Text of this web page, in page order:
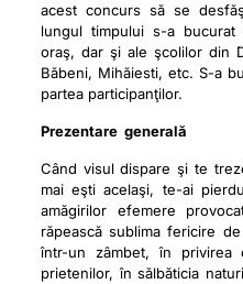
acest concurs să se
lungul timpului s-a
oraş, dar şi ale şcolilor din
Băbeni, Mihăiesti, etc. S-a
partea participanţilor.
Prezentare generală
Când visul dispare şi te
mai eşti acelaşi, te-ai
amăgirilor efemere
răpească sublima fericire
într-un zâmbet, în privirea
prietenilor, în sălbăticia